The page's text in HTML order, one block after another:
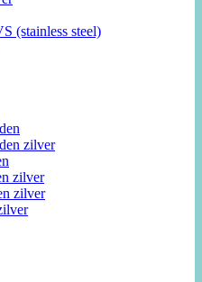
(stainless steel)
zilver
zilver
zilver